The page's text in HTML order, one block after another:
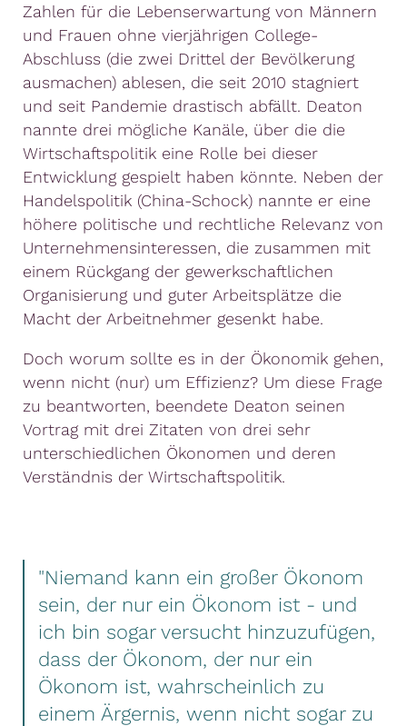
Zahlen für die Lebenserwartung von Männern
und Frauen ohne vierjährigen College-
Abschluss (die zwei Drittel der Bevölkerung
ausmachen) ablesen, die seit 2010 stagniert
und seit Pandemie drastisch abfällt. Deaton
nannte drei mögliche Kanäle, über die die
Wirtschaftspolitik eine Rolle bei dieser
Entwicklung gespielt haben könnte. Neben der
Handelspolitik (China-Schock) nannte er eine
höhere politische und rechtliche Relevanz von
Unternehmensinteressen, die zusammen mit
einem Rückgang der gewerkschaftlichen
Organisierung und guter Arbeitsplätze die
Macht der Arbeitnehmer gesenkt habe.
Doch worum sollte es in der Ökonomik gehen,
wenn nicht (nur) um Effizienz? Um diese Frage
zu beantworten, beendete Deaton seinen
Vortrag mit drei Zitaten von drei sehr
unterschiedlichen Ökonomen und deren
Verständnis der Wirtschaftspolitik.
"Niemand kann ein großer Ökonom
sein, der nur ein Ökonom ist - und
ich bin sogar versucht hinzuzufügen,
dass der Ökonom, der nur ein
Ökonom ist, wahrscheinlich zu
einem Ärgernis, wenn nicht sogar zu